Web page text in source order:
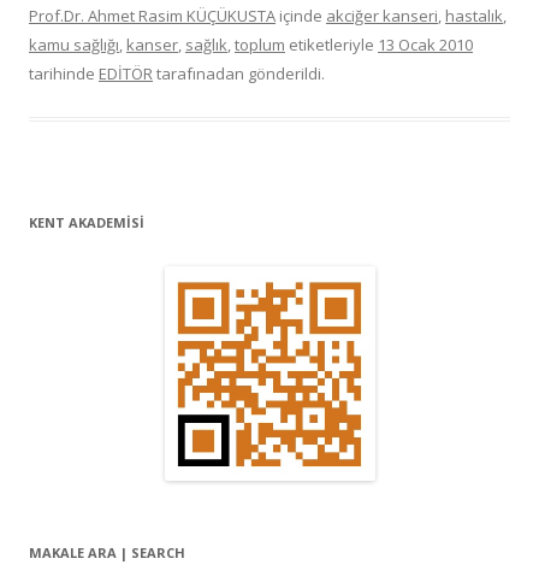
Prof.Dr. Ahmet Rasim KÜÇÜKUSTA içinde akciğer kanseri, hastalık,
kamu sağlığı, kanser, sağlık,toplum etiketleriyle 13 Ocak 2010
tarihinde EDİTÖRtarafınadan gönderildi.
KENT AKADEMİSİ
MAKALE ARA | SEARCH